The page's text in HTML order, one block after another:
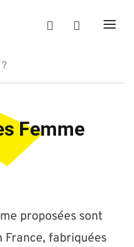
Femme
proposées sont
France, fabriquées